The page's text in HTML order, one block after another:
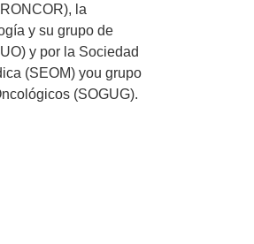
la
y su grupo de
y por la Sociedad
(SEOM) you grupo
(SOGUG).